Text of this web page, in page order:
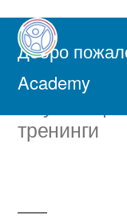
Добро
Academy
Перейти
содержимому
Академия
тренинги